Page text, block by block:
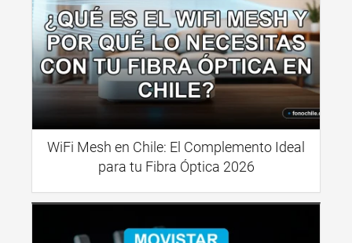
WiFi Mesh en Chile: El Complemento Ideal
para tu Fibra Óptica 2026